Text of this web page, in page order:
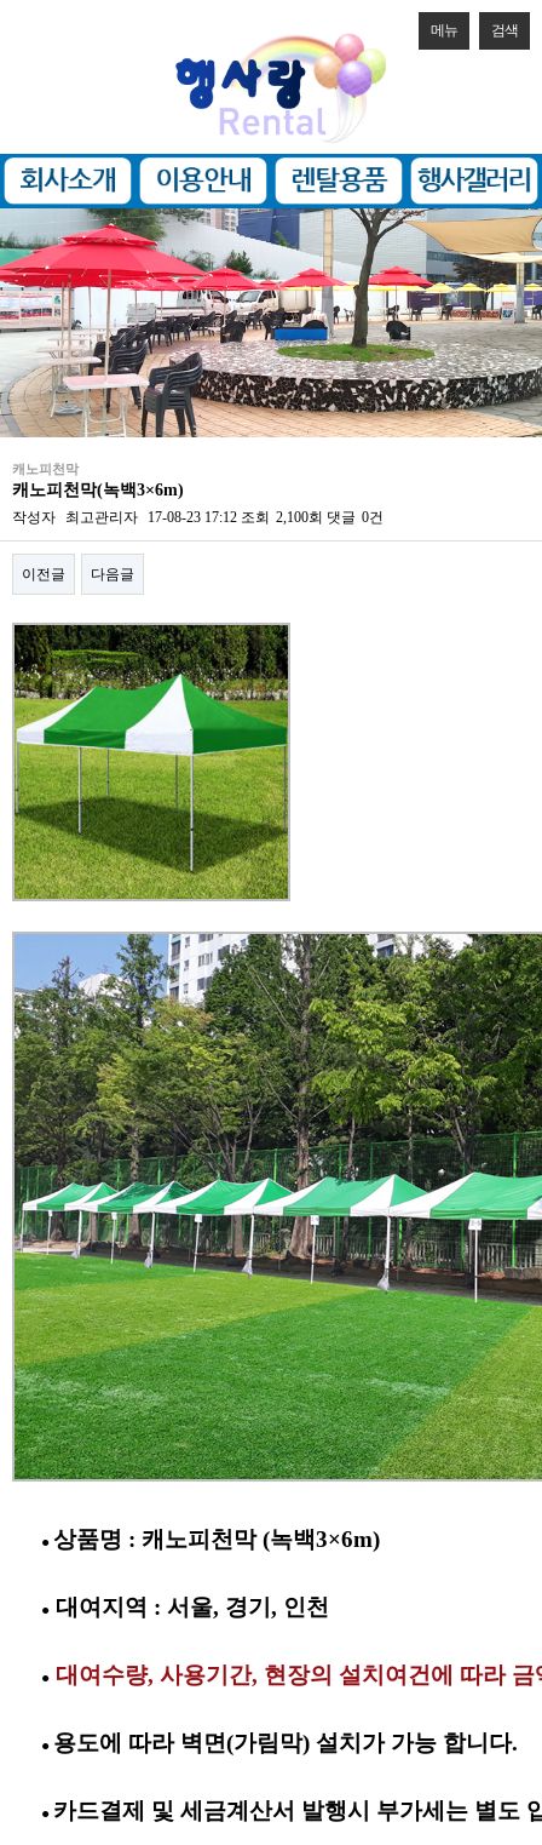
메뉴 검색
캐노피천막
캐노피천막(녹백3×6m)
작성자 최고관리자 17-08-23 17:12 조회 2,100회 댓글 0건
이전글 다음글
본문
● 상품명 : 캐노피천막 (녹백3×6m)
● 대여지역 : 서울, 경기, 인천
● 대여수량, 사용기간, 현장의 설치여건에 따라
● 용도에 따라 벽면(가림막) 설치가 가능 합니다.
● 카드결제 및 세금계산서 발행시 부가세는 별도